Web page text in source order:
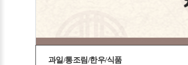
과일/통조림/한우/식품